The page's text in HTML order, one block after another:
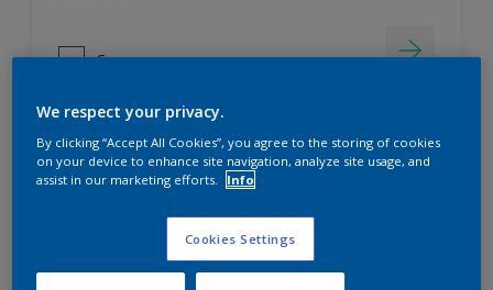
Compare
We respect your privacy.
By clicking “Accept All Cookies”, you agree to the storing of cookies
on your device to enhance site navigation, analyze site usage, and
assist in our marketing efforts.
Info
Cookies Settings